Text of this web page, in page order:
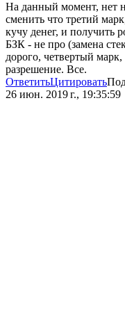
На данный момент, нет
сменить что третий
кучу денег, и получить
БЗК - не про (замена
дорого, четвертый
разрешение. Все.
ОтветитьЦитировать
26 июн. 2019 г., 19:35:59